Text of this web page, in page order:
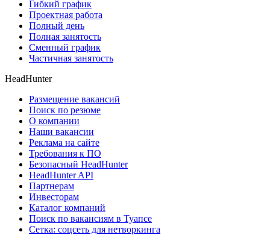
Гибкий график
Проектная работа
Полный день
Полная занятость
Сменный график
Частичная занятость
HeadHunter
Размещение вакансий
Поиск по резюме
О компании
Наши вакансии
Реклама на сайте
Требования к ПО
Безопасный HeadHunter
HeadHunter API
Партнерам
Инвесторам
Каталог компаний
Поиск по вакансиям в Туапсе
Сетка: соцсеть для нетворкинга